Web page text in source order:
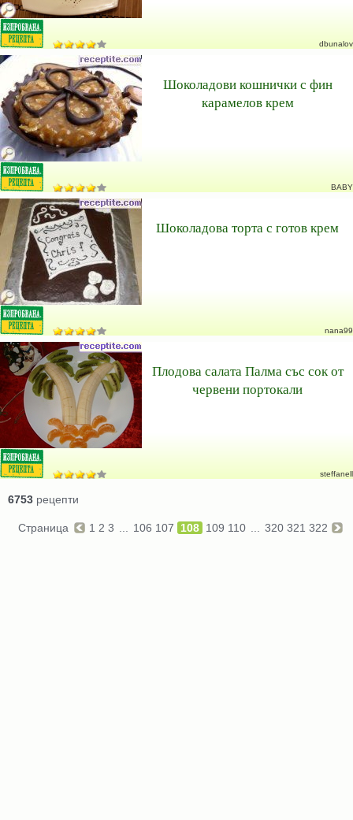
dbunalov
Шоколадови кошнички с фин
карамелов крем
BABY
Шоколадова торта с готов крем
nana99
Плодова салата Палма със сок от
червени портокали
steffanell
6753 рецепти
Страница 1 2 3 106 107 108 109 110 320 321 322